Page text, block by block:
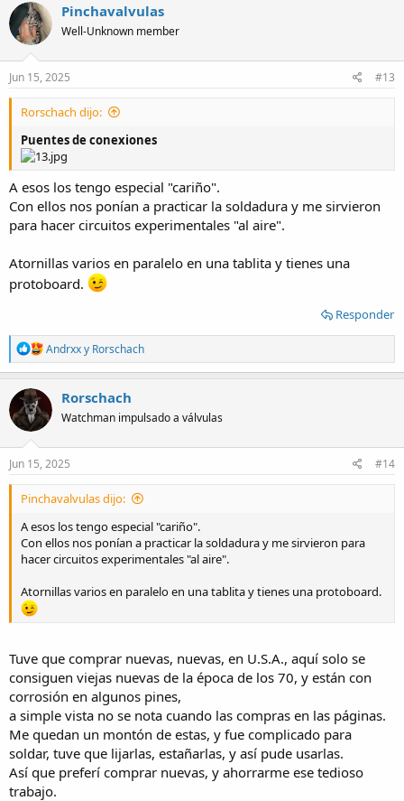
i
o
s
:
Pinchavalvulas
Well-Unknown member
Jun 15, 2025 #13
Rorschach dijo:
Puentes de conexiones
A esos los tengo especial "cariño".
Con ellos nos ponían a practicar la soldadura y me sirvieron
para hacer circuitos experimentales "al aire".
Atornillas varios en paralelo en una tablita y tienes una
protoboard.
Responder
R
e
a
c
i
n
s
Andrxxy Rorschach
Rorschach
Watchman impulsado a válvulas
Jun 15, 2025 #14
Pinchavalvulas dijo:
A esos los tengo especial "cariño".
Con ellos nos ponían a practicar la soldadura y me sirvieron para
hacer circuitos experimentales "al aire".
Atornillas varios en paralelo en una tablita y tienes una protoboard.
Tuve que comprar nuevas, nuevas, en U.S.A., aquí solo se
consiguen viejas nuevas de la época de los 70, y están con
corrosión en algunos pines,
a simple vista no se nota cuando las compras en las páginas.
Me quedan un montón de estas, y fue complicado para
soldar, tuve que lijarlas, estañarlas, y así pude usarlas.
Así que preferí comprar nuevas, y ahorrarme ese tedioso
trabajo.